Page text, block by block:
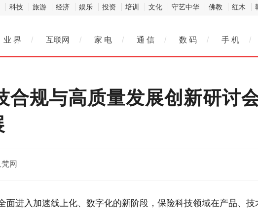
科技 旅游 经济 娱乐 投资 培训 文化 守艺中华 佛教 红木
业 界 / 互联网 / 家 电 / 通 信 / 数 码 / 手 机 /
合规与高质量发展创新研讨
网
面进入加速线上化、数字化的新阶段，保险科技领域在产品、技